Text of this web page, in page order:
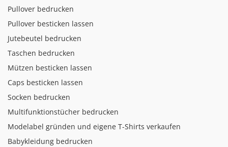
Pullover bedrucken
Pullover besticken lassen
Jutebeutel bedrucken
Taschen bedrucken
Mützen besticken lassen
Caps besticken lassen
Socken bedrucken
Multifunktionstücher bedrucken
Modelabel gründen und eigene T-Shirts verkaufen
Babykleidung bedrucken